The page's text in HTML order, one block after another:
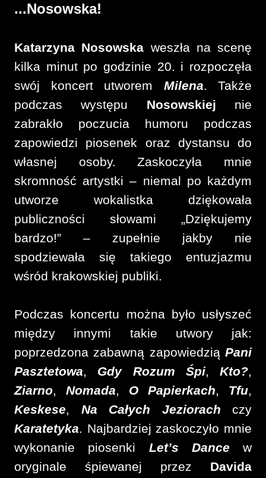
...Nosowska!
Katarzyna Nosowska weszła na scenę
kilka minut po godzinie 20. i rozpoczęła
swój koncert utworem Milena. Także
podczas występu Nosowskiej nie
zabrakło poczucia humoru podczas
zapowiedzi piosenek oraz dystansu do
własnej osoby. Zaskoczyła mnie
skromność artystki – niemal po każdym
utworze wokalistka dziękowała
publiczności słowami „Dziękujemy
bardzo!” – zupełnie jakby nie
spodziewała się takiego entuzjazmu
wśród krakowskiej publiki.
Podczas koncertu można było usłyszeć
między innymi takie utwory jak:
poprzedzona zabawną zapowiedzią Pani
Pasztetowa, Gdy Rozum Śpi, Kto?,
Ziarno, Nomada, O Papierkach, Tfu,
Keskese, Na Całych Jeziorach czy
Karatetyka. Najbardziej zaskoczyło mnie
wykonanie piosenki Let’s Dance w
oryginale śpiewanej przez Davida